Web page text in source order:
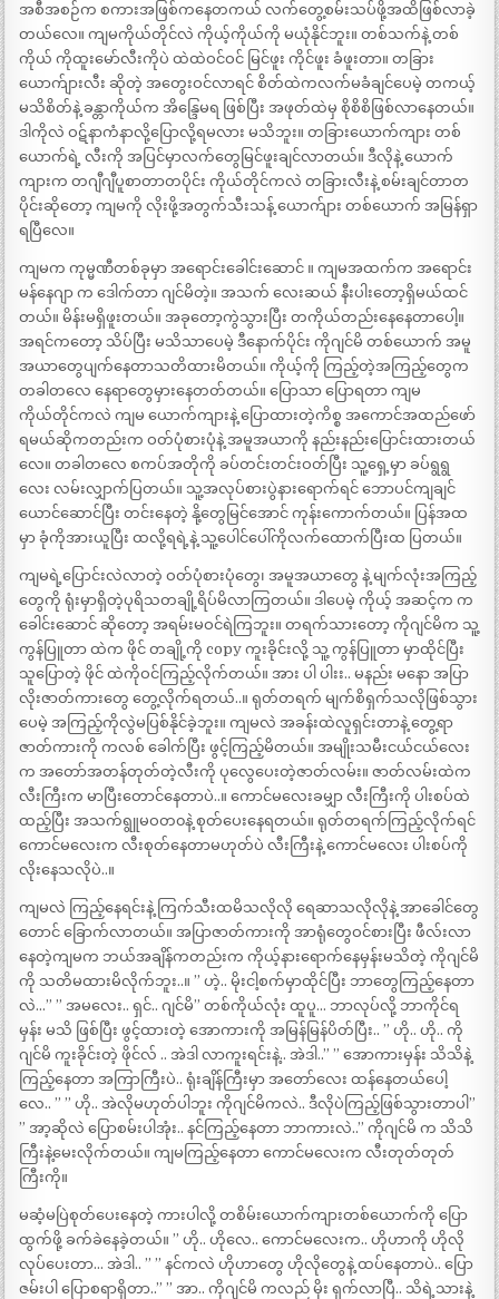
အစီအစဉ်က စကားအဖြစ်ကနေတကယ် လက်တွေ့စမ်းသပ်ဖို့အထိဖြစ်လာခဲ့
တယ်လေ။ ကျမကိုယ်တိုင်လဲ ကိုယ့်ကိုယ်ကို မယုံနိုင်ဘူး။ တစ်သက်နဲ့ တစ်
ကိုယ် ကိုထူးမော်လီးကိုပဲ ထဲထဲဝင်ဝင် မြင်ဖူး ကိုင်ဖူး ခံဖူးတာ။ တခြား
ယောက်ျားလီး ဆိုတဲ့ အတွေးဝင်လာရင် စိတ်ထဲကလက်မခံချင်ပေမဲ့ တကယ့်
မသိစိတ်နဲ့ ခန္တာကိုယ်က အိန္ဒြေမရ ဖြစ်ပြီး အဖုတ်ထဲမှ စိုစိစိဖြစ်လာနေတယ်။
ဒါကိုလဲ ဝဋ်နာကံနာလို့ပြောလို့ရမလား မသိဘူး။ တခြားယောက်ကျား တစ်
ယောက်ရဲ့ လီးကို အပြင်မှာလက်တွေမြင်ဖူးချင်လာတယ်။ ဒီလိုနဲ့ ယောက်
ကျားက တဂျီဂျီပူစာတာတပိုင်း ကိုယ်တိုင်ကလဲ တခြားလီးနဲ့ စမ်းချင်တာတ
ပိုင်းဆိုတော့ ကျမကို လိုးဖို့အတွက်သီးသန့် ယောက်ျား တစ်ယောက် အမြန်ရှာ
ရပြီလေ။
ကျမက ကုမ္မဏီတစ်ခုမှာ အရောင်းခေါင်းဆောင် ။ ကျမအထက်က အရောင်း
မန်နေဂျာ က ဒေါက်တာ ဂျင်မိတဲ့။ အသက် လေးဆယ် နီးပါးတော့ရှိမယ်ထင်
တယ်။ မိန်းမရှိဖူးတယ်။ အခုတော့ကွဲသွားပြီး တကိုယ်တည်းနေနေတာပေါ့။
အရင်ကတော့ သိပ်ပြီး မသိသာပေမဲ့ ဒီနောက်ပိုင်း ကိုဂျင်မိ တစ်ယောက် အမူ
အယာတွေပျက်နေတာသတိထားမိတယ်။ ကိုယ့်ကို ကြည့်တဲ့အကြည့်တွေက
တခါတလေ နေရာတွေမှားနေတတ်တယ်။ ပြောသာ ပြောရတာ ကျမ
ကိုယ်တိုင်ကလဲ ကျမ ယောက်ကျားနဲ့ ပြောထားတဲ့ကိစ္စ အကောင်အထည်ဖော်
ရမယ်ဆိုကတည်းက ဝတ်ပုံစားပုံနဲ့ အမူအယာကို နည်းနည်းပြောင်းထားတယ်
လေ။ တခါတလေ စကပ်အတိုကို ခပ်တင်းတင်းဝတ်ပြီး သူ့ရှေ့မှာ ခပ်ရွရွ
လေး လမ်းလျှာက်ပြတယ်။ သူ့အလုပ်စားပွဲနားရောက်ရင် ဘောပင်ကျချင်
ယောင်ဆောင်ပြီး တင်းနေတဲ့ နို့တွေမြင်အောင် ကုန်းကောက်တယ်။ ပြန်အထ
မှာ ခုံကိုအားယူပြီး ထလို့ရရဲ့နဲ့ သူ့ပေါင်ပေါ်ကိုလက်ထောက်ပြီးထ ပြတယ်။
ကျမရဲ့ပြောင်းလဲလာတဲ့ ဝတ်ပုံစားပုံတွေ၊ အမူအယာတွေ နဲ့ မျက်လုံးအကြည့်
တွေကို ရုံးမှာရှိတဲ့ပုရိသတချို့ရိပ်မိလာကြတယ်။ ဒါပေမဲ့ ကိုယ့် အဆင့်က က
ခေါင်းဆောင် ဆိုတော့ အရမ်းမဝင်ရဲကြဘူး။ တရက်သားတော့ ကိုဂျင်မိက သူ့
ကွန်ပြူတာ ထဲက ဖိုင် တချို့ကို copy ကူးခိုင်းလို့ သူ့ ကွန်ပြူတာ မှာထိုင်ပြီး
သူပြောတဲ့ ဖိုင် ထဲကိုဝင်ကြည့်လိုက်တယ်။ အား ပါ ပါးး.. မနည်း မနော အပြာ
လိုးဇာတ်ကားတွေ တွေ့လိုက်ရတယ်..။ ရုတ်တရက် မျက်စိရှက်သလိုဖြစ်သွား
ပေမဲ့ အကြည့်ကိုလွဲမပြစ်နိုင်ခဲ့ဘူး။ ကျမလဲ အခန်းထဲလူရှင်းတာနဲ့ တွေ့ရာ
ဇာတ်ကားကို ကလစ် ခေါက်ပြီး ဖွင့်ကြည့်မိတယ်။ အမျိုးသမီးငယ်ငယ်လေး
က အတော်အတန်တုတ်တဲ့လီးကို ပုလွေပေးတဲ့ဇာတ်လမ်း။ ဇာတ်လမ်းထဲက
လီးကြီးက မာပြီးတောင်နေတာပဲ..။ ကောင်မလေးခမျှာ လီးကြီးကို ပါးစပ်ထဲ
ထည့်ပြီး အသက်ရွူမဝတ၀နဲ့ စုတ်ပေးနေရတယ်။ ရုတ်တရက်ကြည့်လိုက်ရင်
ကောင်မလေးက လီးစုတ်နေတာမဟုတ်ပဲ လီးကြီးနဲ့ ကောင်မလေး ပါးစပ်ကို
လိုးနေသလိုပဲ..။
ကျမလဲ ကြည့်နေရင်းနဲ့ ကြက်သီးထမိသလိုလို ရေဆာသလိုလိုနဲ့ အာခေါင်တွေ
တောင် ခြောက်လာတယ်။ အပြာဇာတ်ကားကို အာရုံတွေဝင်စားပြီး ဖီလ်းလာ
နေတဲ့ကျမက ဘယ်အချိန်ကတည်းက ကိုယ့်နားရောက်နေမှန်းမသိတဲ့ ကိုဂျင်မိ
ကို သတိမထားမိလိုက်ဘူး..။ ” ဟဲ့.. မိုးငါ့စက်မှာထိုင်ပြီး ဘာတွေကြည့်နေတာ
လဲ…” ” အမလေး.. ရှင်.. ဂျင်မိ” တစ်ကိုယ်လုံး ထူပူ… ဘာလုပ်လို့ ဘာကိုင်ရ
မှန်း မသိ ဖြစ်ပြီး ဖွင့်ထားတဲ့ အောကားကို အမြန်မြန်ပိတ်ပြီး.. ” ဟို.. ဟို.. ကို
ဂျင်မိ ကူးခိုင်းတဲ့ ဖိုင်လ် .. အဲဒါ လာကူးရင်းနဲ့.. အဲဒါ..” ” အောကားမှန်း သိသိနဲ့
ကြည့်နေတာ အကြာကြီးပဲ.. ရုံးချိန်ကြီးမှာ အတော်လေး ထန်နေတယ်ပေါ့
လေ.. ” ” ဟို.. အဲလိုမဟုတ်ပါဘူး ကိုဂျင်မိကလဲ.. ဒီလိုပဲကြည့်ဖြစ်သွားတာပါ”
” အာ့ဆိုလဲ ပြောစမ်းပါအုံး.. နင်ကြည့်နေတာ ဘာကားလဲ..” ကိုဂျင်မိ က သိသိ
ကြီးနဲ့မေးလိုက်တယ်။ ကျမကြည့်နေတာ ကောင်မလေးက လီးတုတ်တုတ်
ကြီးကို။
မဆံ့မပြဲစုတ်ပေးနေတဲ့ ကားပါလို့ တစိမ်းယောက်ကျားတစ်ယောက်ကို ပြော
ထွက်ဖို့ ခက်ခဲနေခဲ့တယ်။ ” ဟို.. ဟိုလေ.. ကောင်မလေးက.. ဟိုဟာကို ဟိုလို
လုပ်ပေးတာ… အဲဒါ.. ” ” နင်ကလဲ ဟိုဟာတွေ ဟိုလိုတွေနဲ့ ထပ်နေတာပဲ.. ပြော
ဇမ်းပါ ပြောစရာရှိတာ..” ” အာ.. ကိုဂျင်မိ ကလည် မိုး ရှက်လာပြီ.. သိရဲ့သားနဲ့